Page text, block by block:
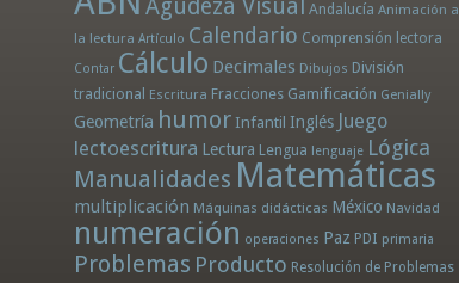
Agudeza Visual Andalucía Animación a
la lectura Artículo Calendario Comprensión lectora
Contar Cálculo Decimales Dibujos División
tradicional Escritura Fracciones Gamificación Genially
Geometría humor Infantil Inglés Juego
lectoescritura Lectura Lengua lenguaje Lógica
Manualidades Matemáticas
multiplicación Máquinas didácticas México Navidad
numeración operaciones Paz PDI primaria
Problemas Producto Resolución de Problemas